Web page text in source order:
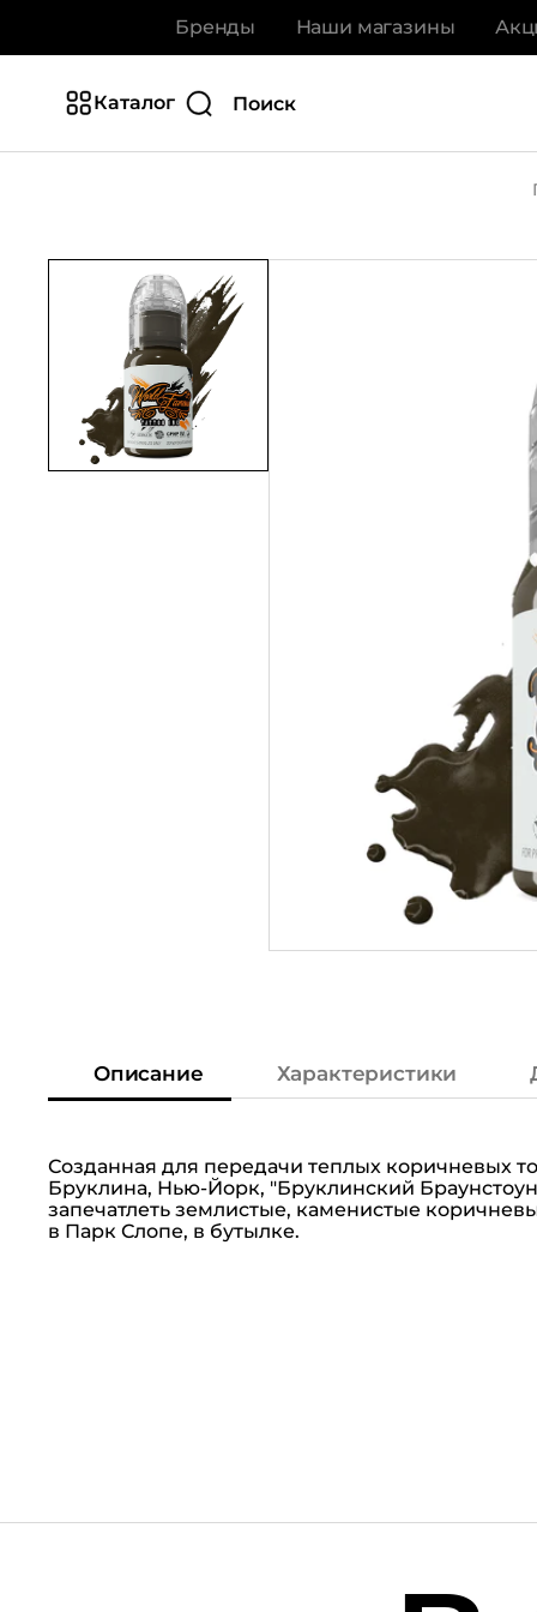
Бренды Наши магазины
Каталог
Описание Характеристики
Созданная для передачи теплых коричневых
Бруклина, Нью-Йорк, "Бруклинский
запечатлеть землистые, каменистые
в Парк Слопе, в бутылке.